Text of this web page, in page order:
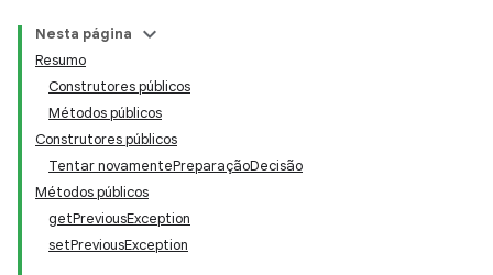
Nesta página
Resumo
Construtores públicos
Métodos públicos
Construtores públicos
Tentar novamentePreparaçãoDecisão
Métodos públicos
getPreviousException
setPreviousException